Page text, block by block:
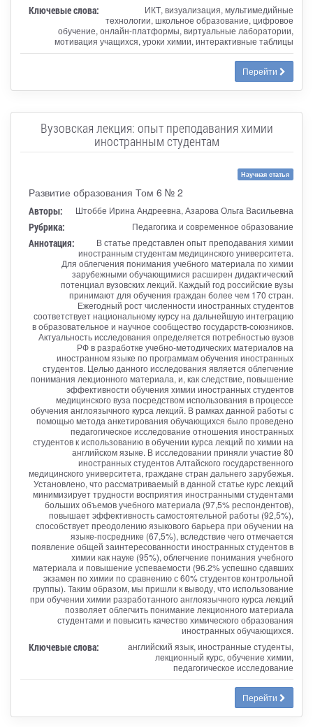
Ключевые слова:
ИКТ, визуализация, мультимедийные
технологии, школьное образование, цифровое
обучение, онлайн-платформы, виртуальные лаборатории,
мотивация учащихся, уроки химии, интерактивные таблицы
Перейти
Вузовская лекция: опыт преподавания химии
иностранным студентам
Научная статья
Развитие образования Том 6 № 2
Авторы: Штоббе Ирина Андреевна, Азарова Ольга Васильевна
Рубрика: Педагогика и современное образование
Аннотация:
В статье представлен опыт преподавания химии
иностранным студентам медицинского университета.
Для облегчения понимания учебного материала по химии
зарубежными обучающимися расширен дидактический
потенциал вузовских лекций. Каждый год российские вузы
принимают для обучения граждан более чем 170 стран.
Ежегодный рост численности иностранных студентов
соответствует национальному курсу на дальнейшую интеграцию
в образовательное и научное сообщество государств-союзников.
Актуальность исследования определяется потребностью вузов
РФ в разработке учебно-методических материалов на
иностранном языке по программам обучения иностранных
студентов. Целью данного исследования является облегчение
понимания лекционного материала, и, как следствие, повышение
эффективности обучения химии иностранных студентов
медицинского вуза посредством использования в процессе
обучения англоязычного курса лекций. В рамках данной работы с
помощью метода анкетирования обучающихся было проведено
педагогическое исследование отношения иностранных
студентов к использованию в обучении курса лекций по химии на
английском языке. В исследовании приняли участие 80
иностранных студентов Алтайского государственного
медицинского университета, граждане стран дальнего зарубежья.
Установлено, что рассматриваемый в данной статье курс лекций
минимизирует трудности восприятия иностранными студентами
больших объемов учебного материала (97,5% респондентов),
повышает эффективность самостоятельной работы (92,5%),
способствует преодолению языкового барьера при обучении на
языке-посреднике (67,5%), вследствие чего отмечается
появление общей заинтересованности иностранных студентов в
химии как науке (95%), облегчение понимания учебного
материала и повышение успеваемости (96.2% успешно сдавших
экзамен по химии по сравнению с 60% студентов контрольной
группы). Таким образом, мы пришли к выводу, что использование
при обучении химии разработанного англоязычного курса лекций
позволяет облегчить понимание лекционного материала
студентами и повысить качество химического образования
иностранных обучающихся.
Ключевые слова:
английский язык, иностранные студенты,
лекционный курс, обучение химии,
педагогическое исследование
Перейти